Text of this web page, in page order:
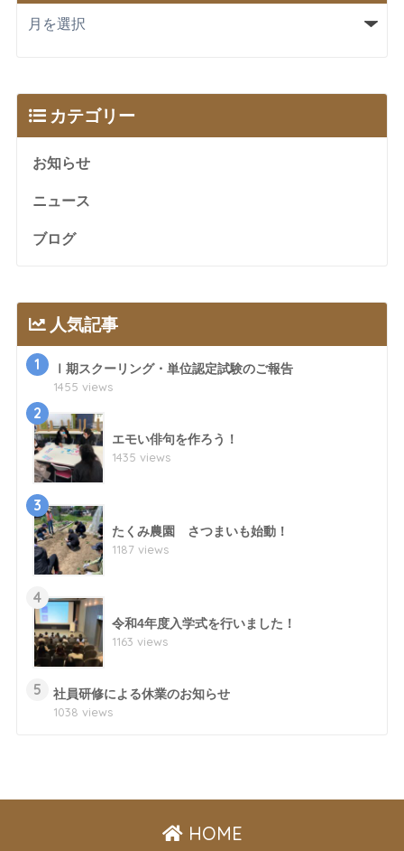
カテゴリー
お知らせ
ニュース
ブログ
人気記事
1
Ⅰ期スクーリング・単位認定試験のご報告
1455 views
2
エモい俳句を作ろう！
1435 views
3
たくみ農園 さつまいも始動！
1187 views
4
令和4年度入学式を行いました！
1163 views
5
社員研修による休業のお知らせ
1038 views
HOME